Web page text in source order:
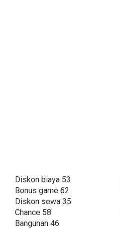
Diskon biaya 53
Bonus game 62
Diskon sewa 35
Chance 58
Bangunan 46